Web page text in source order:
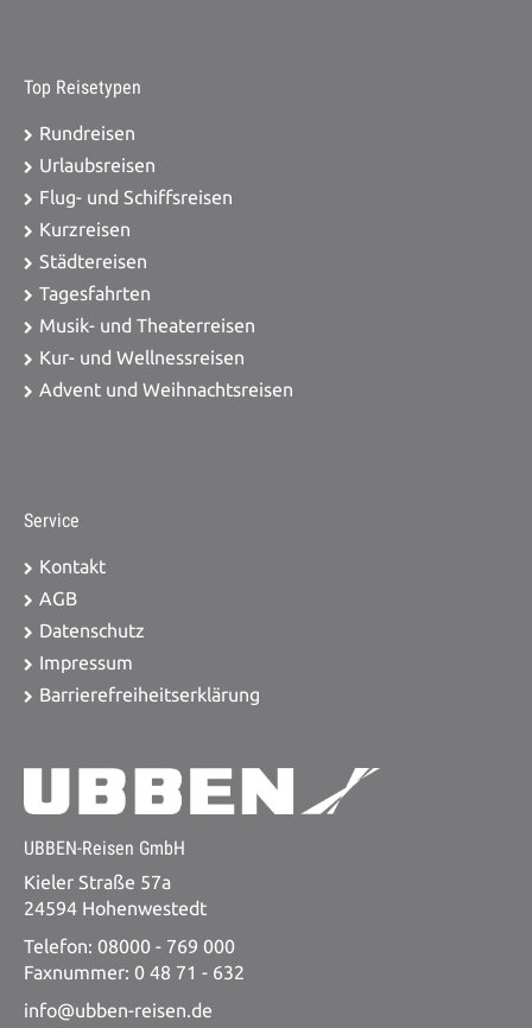
Top Reisetypen
Rundreisen
Urlaubsreisen
Flug- und Schiffsreisen
Kurzreisen
Städtereisen
Tagesfahrten
Musik- und Theaterreisen
Kur- und Wellnessreisen
Advent und Weihnachtsreisen
Service
Kontakt
AGB
Datenschutz
Impressum
Barrierefreiheitserklärung
UBBEN-Reisen GmbH
Kieler Straße 57a
24594 Hohenwestedt
Telefon: 08000 - 769 000
Faxnummer: 0 48 71 - 632
info@ubben-reisen.de